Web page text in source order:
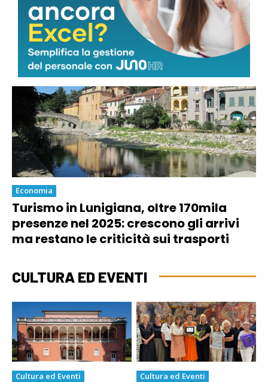
quantità sostenibili: “Nessun via libera
a nuova escavazione”
Economia
Turismo in Lunigiana, oltre 170mila
presenze nel 2025: crescono gli arrivi
ma restano le criticità sui trasporti
CULTURA ED EVENTI
Cultura ed Eventi Cultura ed Eventi